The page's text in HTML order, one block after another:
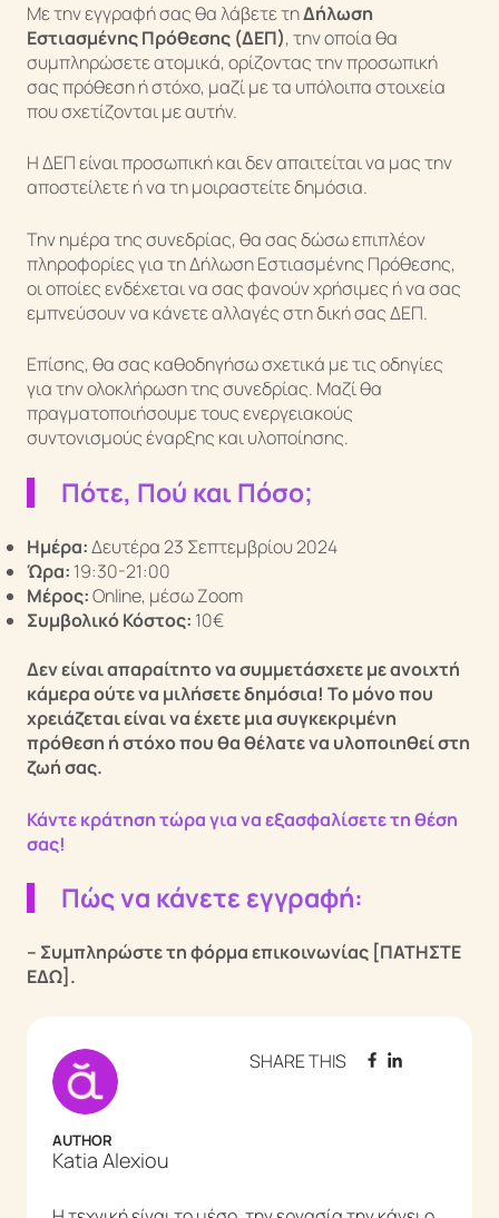
Με την εγγραφή σας θα λάβετε τηΔήλωση
Εστιασμένης Πρόθεσης (ΔΕΠ), την οποία θα
συμπληρώσετε ατομικά, ορίζοντας την προσωπική
σας πρόθεση ή στόχο, μαζί με τα υπόλοιπα στοιχεία
που σχετίζονται με αυτήν.
Η ΔΕΠ είναι προσωπική και δεν απαιτείται να μας την
αποστείλετε ή να τη μοιραστείτε δημόσια.
Την ημέρα της συνεδρίας, θα σας δώσω επιπλέον
πληροφορίες για τη Δήλωση Εστιασμένης Πρόθεσης,
οι οποίες ενδέχεται να σας φανούν χρήσιμες ή να σας
εμπνεύσουν να κάνετε αλλαγές στη δική σας ΔΕΠ.
Επίσης, θα σας καθοδηγήσω σχετικά με τις οδηγίες
για την ολοκλήρωση της συνεδρίας. Μαζί θα
πραγματοποιήσουμε τους ενεργειακούς
συντονισμούς έναρξης και υλοποίησης.
Πότε, Πού και Πόσο;
Ημέρα:Δευτέρα 23 Σεπτεμβρίου 2024
Ώρα: 19:30-21:00
Μέρος:Online, μέσω Zoom
Συμβολικό Κόστος: 10€
Δεν είναι απαραίτητο να συμμετάσχετε με ανοιχτή
κάμερα ούτε να μιλήσετε δημόσια! Το μόνο που
χρειάζεται είναι να έχετε μια συγκεκριμένη
πρόθεση ή στόχο που θα θέλατε να υλοποιηθεί στη
ζωή σας.
Κάντε κράτηση τώρα για να εξασφαλίσετε τη θέση
σας!
Πώς να κάνετε εγγραφή:
– Συμπληρώστε τη φόρμα επικοινωνίας [ΠΑΤΗΣΤΕ
ΕΔΩ].
AUTHOR
Katia Alexiou
SHARE THIS